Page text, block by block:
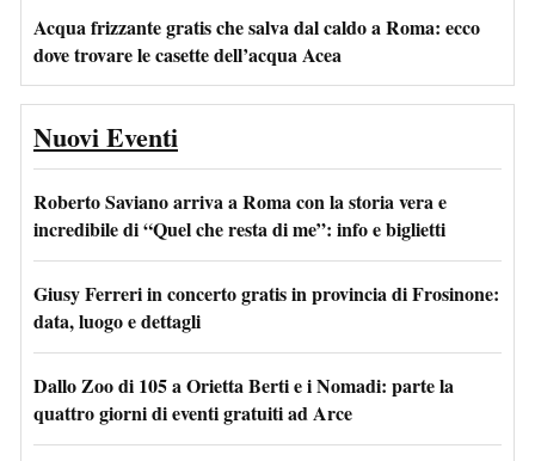
Acqua frizzante gratis che salva dal caldo a Roma: ecco
dove trovare le casette dell’acqua Acea
Nuovi Eventi
Roberto Saviano arriva a Roma con la storia vera e
incredibile di “Quel che resta di me”: info e biglietti
Giusy Ferreri in concerto gratis in provincia di Frosinone:
data, luogo e dettagli
Dallo Zoo di 105 a Orietta Berti e i Nomadi: parte la
quattro giorni di eventi gratuiti ad Arce